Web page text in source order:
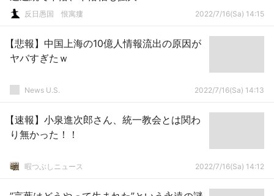
反日愚国 恨寓瘻 2022/7/16(Sa) 14:15
【悲報】中国上海の10億人情報流出の原因が
ヤバすぎたｗ
News U.S. 2022/7/16(Sa) 14:13
【速報】小泉進次郎さん、統一教会とは関わ
り無かった！！
暇つぶしニュース 2022/7/16(Sa) 14:12